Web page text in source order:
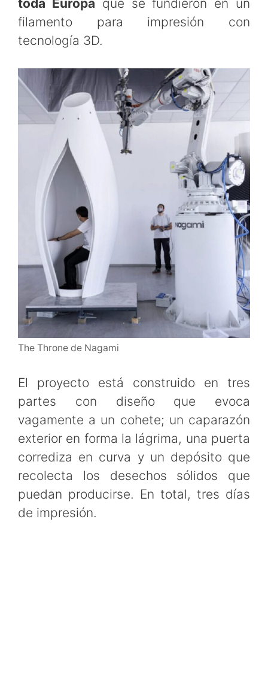
toda Europa que se fundieron en un
filamento para impresión con
tecnología 3D.
The Throne de Nagami
El proyecto está construido en tres
partes con diseño que evoca
vagamente a un cohete; un caparazón
exterior en forma la lágrima, una puerta
corrediza en curva y un depósito que
recolecta los desechos sólidos que
puedan producirse. En total, tres días
de impresión.